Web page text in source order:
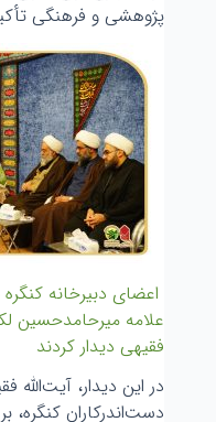
پژوهشی و فرهنگی
اعضای دبیرخانه
علامه میرحامدحسین
فقیهی دیدار کردند
در این دیدار، آیت‌الله
دست‌اندرکاران کنگره،